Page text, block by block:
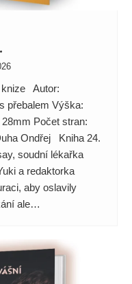
knize Autor:
přebalem Výška:
Počet stran:
Ondřej Kniha 24.
soudní lékařka
a redaktorka
aby oslavily
ale…